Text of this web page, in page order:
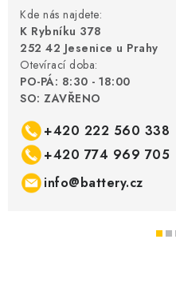
Kde nás najdete:
K Rybníku 378
252 42 Jesenice u Prahy
Otevírací doba:
PO-PÁ: 8:30 - 18:00
SO: ZAVŘENO
+420 222 560 338
+420 774 969 705
info@battery.cz